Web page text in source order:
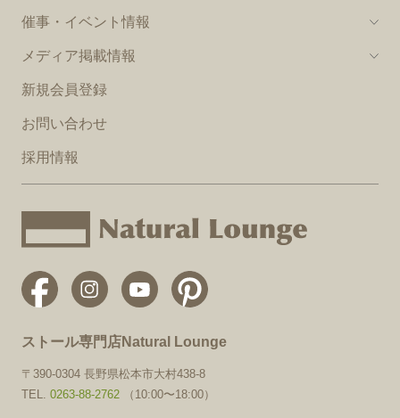
催事・イベント情報
メディア掲載情報
新規会員登録
お問い合わせ
採用情報
ストール専門店Natural Lounge
〒390-0304 長野県松本市大村438-8
TEL. 0263-88-2762（10:00〜18:00）